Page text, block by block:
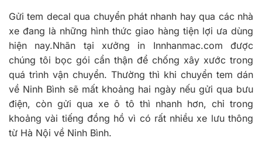
Gửi tem decal qua chuyển phát nhanh hay qua các nhà
xe đang là những hình thức giao hàng tiện lợi ưa dùng
hiện nay.Nhãn tại xưởng in Innhanmac.com được
chúng tôi bọc gói cẩn thận để chống xây xước trong
quá trình vận chuyển. Thường thì khi chuyển tem dán
về Ninh Bình sẽ mất khoảng hai ngày nếu gửi qua bưu
điện, còn gửi qua xe ô tô thì nhanh hơn, chỉ trong
khoảng vài tiếng đồng hồ vì có rất nhiều xe lưu thông
từ Hà Nội về Ninh Bình.